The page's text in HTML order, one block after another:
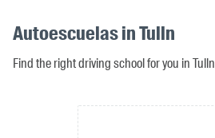
Autoescuelas in Tulln
Find the right driving school for you in Tulln